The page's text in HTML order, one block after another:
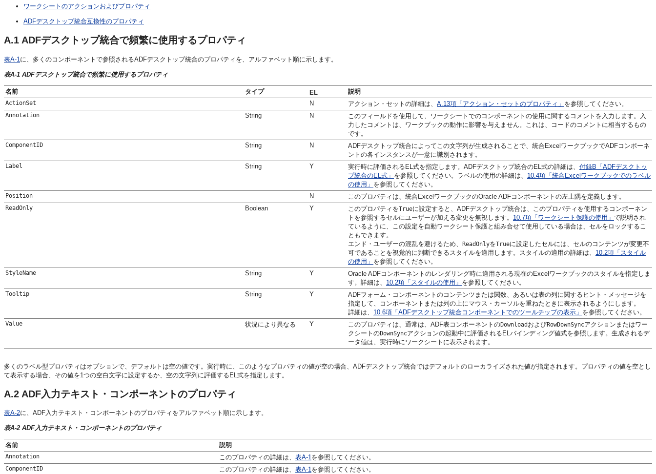
ワークシートのアクションおよびプロパティ
ADFデスクトップ統合互換性のプロパティ
A.1 ADFデスクトップ統合で頻繁に使用するプロパティ
表A-1 に、多くのコンポーネントで参照されるADFデスクトップ統合のプロパティを、アルファベット順に示します。
表A-1 ADFデスクトップ統合で頻繁に使用するプロパティ
名前 タイプ EL 説明
ActionSet N アクション・セットの詳細は、 A.13項「アクション・セットのプロパティ」 を参照してください。
Annotation String N
このフィールドを使用して、ワークシートでのコンポーネントの使用に関するコメントを入力します。入
力したコメントは、ワークブックの動作に影響を与えません。これは、コードのコメントに相当するもの
です。
ComponentID String N
ADFデスクトップ統合によってこの文字列が生成されることで、統合ExcelワークブックでADFコンポーネ
ントの各インスタンスが一意に識別されます。
Label String Y 実行時に評価されるEL式を指定します。ADFデスクトップ統合のEL式の詳細は、 付録B「ADFデスクトッ
プ統合のEL式」 を参照してください。ラベルの使用の詳細は、 10.4項「統合Excelワークブックでのラベル
の使用」 を参照してください。
Position N このプロパティは、統合ExcelワークブックのOracle ADFコンポーネントの左上隅を定義します。
ReadOnly Boolean Y このプロパティをTrueに設定すると、ADFデスクトップ統合は、このプロパティを使用するコンポーネン
トを参照するセルにユーザーが加える変更を無視します。 10.7項「ワークシート保護の使用」 で説明され
ているように、この設定を自動ワークシート保護と組み合せて使用している場合は、セルをロックするこ
ともできます。
エンド・ユーザーの混乱を避けるため、 ReadOnlyをTrueに設定したセルには、セルのコンテンツが変更不
可であることを視覚的に判断できるスタイルを適用します。スタイルの適用の詳細は、 10.2項「スタイル
の使用」 を参照してください。
StyleName String Y
Oracle ADFコンポーネントのレンダリング時に適用される現在のExcelワークブックのスタイルを指定しま
す。詳細は、 10.2項「スタイルの使用」 を参照してください。
Tooltip String Y
ADFフォーム・コンポーネントのコンテンツまたは関数、あるいは表の列に関するヒント・メッセージを
指定して、コンポーネントまたは列の上にマウス・カーソルを重ねたときに表示されるようにします。
詳細は、 10.6項「ADFデスクトップ統合コンポーネントでのツールチップの表示」 を参照してください。
Value 状況により異なる Y このプロパティは、通常は、ADF表コンポーネントのDownload およびRowDownSyncアクションまたはワー
クシートのDownSyncアクションの起動中に評価されるELバインディング値式を参照します。生成されるデ
ータ値は、実行時にワークシートに表示されます。
多くのラベル型プロパティはオプションで、デフォルトは空の値です。実行時に、このようなプロパティの値が空の場合、ADFデスクトップ統合ではデフォルトのローカライズされた値が指定されます。プロパティの値を空とし
て表示する場合、その値を1つの空白文字に設定するか、空の文字列に評価するEL式を指定します。
A.2 ADF入力テキスト・コンポーネントのプロパティ
表A-2に、ADF入力テキスト・コンポーネントのプロパティをアルファベット順に示します。
表A-2 ADF入力テキスト・コンポーネントのプロパティ
名前 説明
Annotation このプロパティの詳細は、 表A-1を参照してください。
ComponentID このプロパティの詳細は、 表A-1を参照してください。